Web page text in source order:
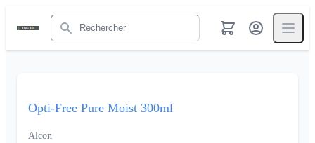
Rechercher
Opti-Free Pure Moist 300ml
Alcon